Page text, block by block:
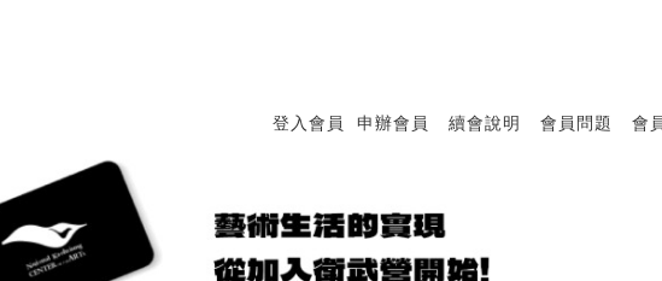
登入會員 申辦會員 續會說明 會員問題 會